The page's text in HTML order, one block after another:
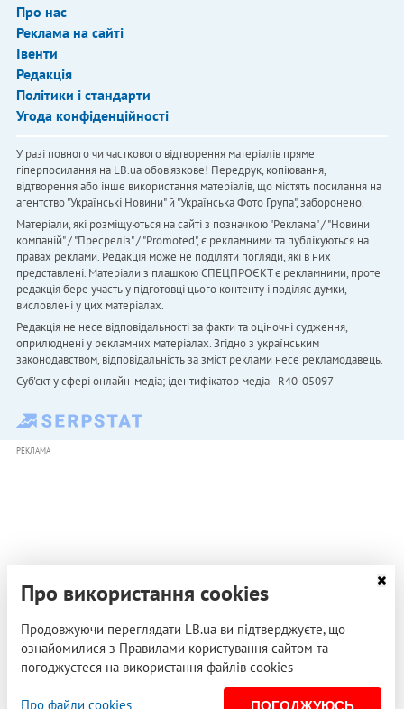
Про нас
Реклама на сайті
Івенти
Редакція
Політики і стандарти
Угода конфіденційності
У разі повного чи часткового відтворення матеріалів пряме
гіперпосилання на LB.ua обов'язкове! Передрук, копіювання,
відтворення або інше використання матеріалів, що містять посилання на
агентство "Українськi Новини" й "Українська Фото Група", заборонено.
Матеріали, які розміщуються на сайті з позначкою "Реклама" / "Новини
компаній" / "Пресреліз" / "Promoted", є рекламними та публікуються на
правах реклами. Редакція може не поділяти погляди, які в них
представлені. Матеріали з плашкою СПЕЦПРОЄКТ є рекламними, проте
редакція бере участь у підготовці цього контенту і поділяє думки,
висловлені у цих матеріалах.
Редакція не несе відповідальності за факти та оціночні судження,
оприлюднені у рекламних матеріалах. Згідно з українським
законодавством, відповідальність за зміст реклами несе рекламодавець.
Cуб'єкт у сфері онлайн-медіа; ідентифікатор медіа - R40-05097
РЕКЛАМА
Про використання cookies
Продовжуючи переглядати LB.ua ви підтверджуєте, що
ознайомилися з Правилами користування сайтом та
погоджуєтеся на використання файлів cookies
Про файли cookies ПОГОДЖУЮСЬ